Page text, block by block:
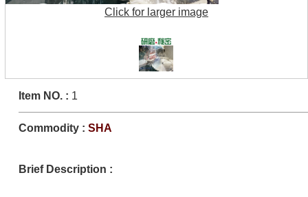
Click for larger image
Item NO.: 1
Commodity : SHA
Brief Description :